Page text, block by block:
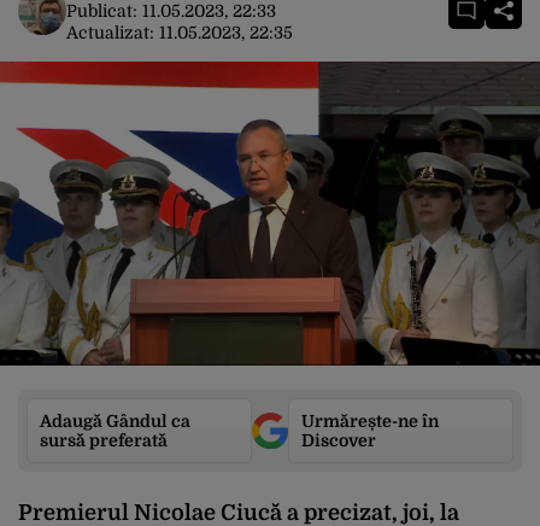
Publicat: 11.05.2023, 22:33
Actualizat: 11.05.2023, 22:35
Adaugă Gândul ca
sursă preferată
Urmărește-ne în
Discover
Premierul Nicolae Ciucă a precizat, joi, la